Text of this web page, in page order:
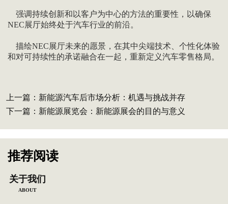
强调持续创新和以客户为中心的方法的重要性，以确保
NEC展厅始终处于汽车行业的前沿。
描绘NEC展厅未来的愿景，在其中尖端技术、个性化体验
和对可持续性的承诺融合在一起，重新定义汽车零售格局。
上一篇： 新能源汽车后市场分析：机遇与挑战并存
下一篇： 新能源展览会：新能源展会的目的与意义
推荐阅读
关于我们
ABOUT